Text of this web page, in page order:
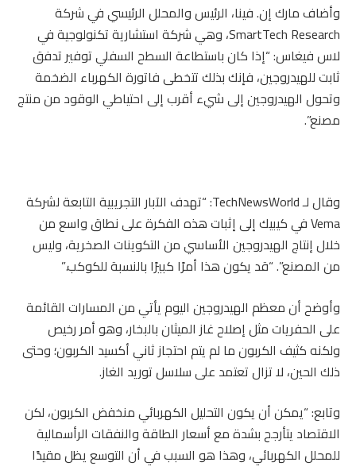
وأضاف مارك إن. فينا، الرئيس والمحلل الرئيسي في شركة
SmartTech Research، وهي شركة استشارية تكنولوجية في
لاس فيغاس: “إذا كان باستطاعة السطح السفلي توفير تدفق
ثابت للهيدروجين، فإنك بذلك تتخطى فاتورة الكهرباء الضخمة
وتحول الهيدروجين إلى شيء أقرب إلى احتياطي الوقود من منتج
مصنع”.
وقال لـ TechNewsWorld: “تهدف الآبار التجريبية التابعة لشركة
Vema في كيبيك إلى إثبات هذه الفكرة على نطاق واسع من
خلال إنتاج الهيدروجين الأساسي من التكوينات الصخرية، وليس
من المصنع”. “قد يكون هذا أمرًا كبيرًا بالنسبة للكوكب.”
وأوضح أن معظم الهيدروجين اليوم يأتي من المسارات القائمة
على الحفريات مثل إصلاح غاز الميثان بالبخار، وهو أمر رخيص
ولكنه كثيف الكربون ما لم يتم احتجاز ثاني أكسيد الكربون؛ وحتى
ذلك الحين، لا تزال تعتمد على سلاسل توريد الغاز.
وتابع: “يمكن أن يكون التحليل الكهربائي منخفض الكربون، لكن
الاقتصاد يتأرجح بشدة مع أسعار الطاقة والنفقات الرأسمالية
للمحلل الكهربائي، وهذا هو السبب في أن التوسع يظل مقيدًا